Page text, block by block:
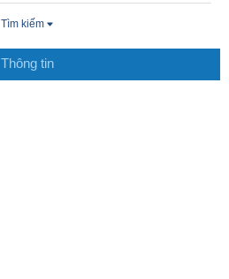
Tìm kiếm
Thông tin